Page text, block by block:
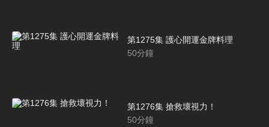
第1275集 護心開運金牌料理
50分鐘
第1276集 搶救壞視力！
50分鐘